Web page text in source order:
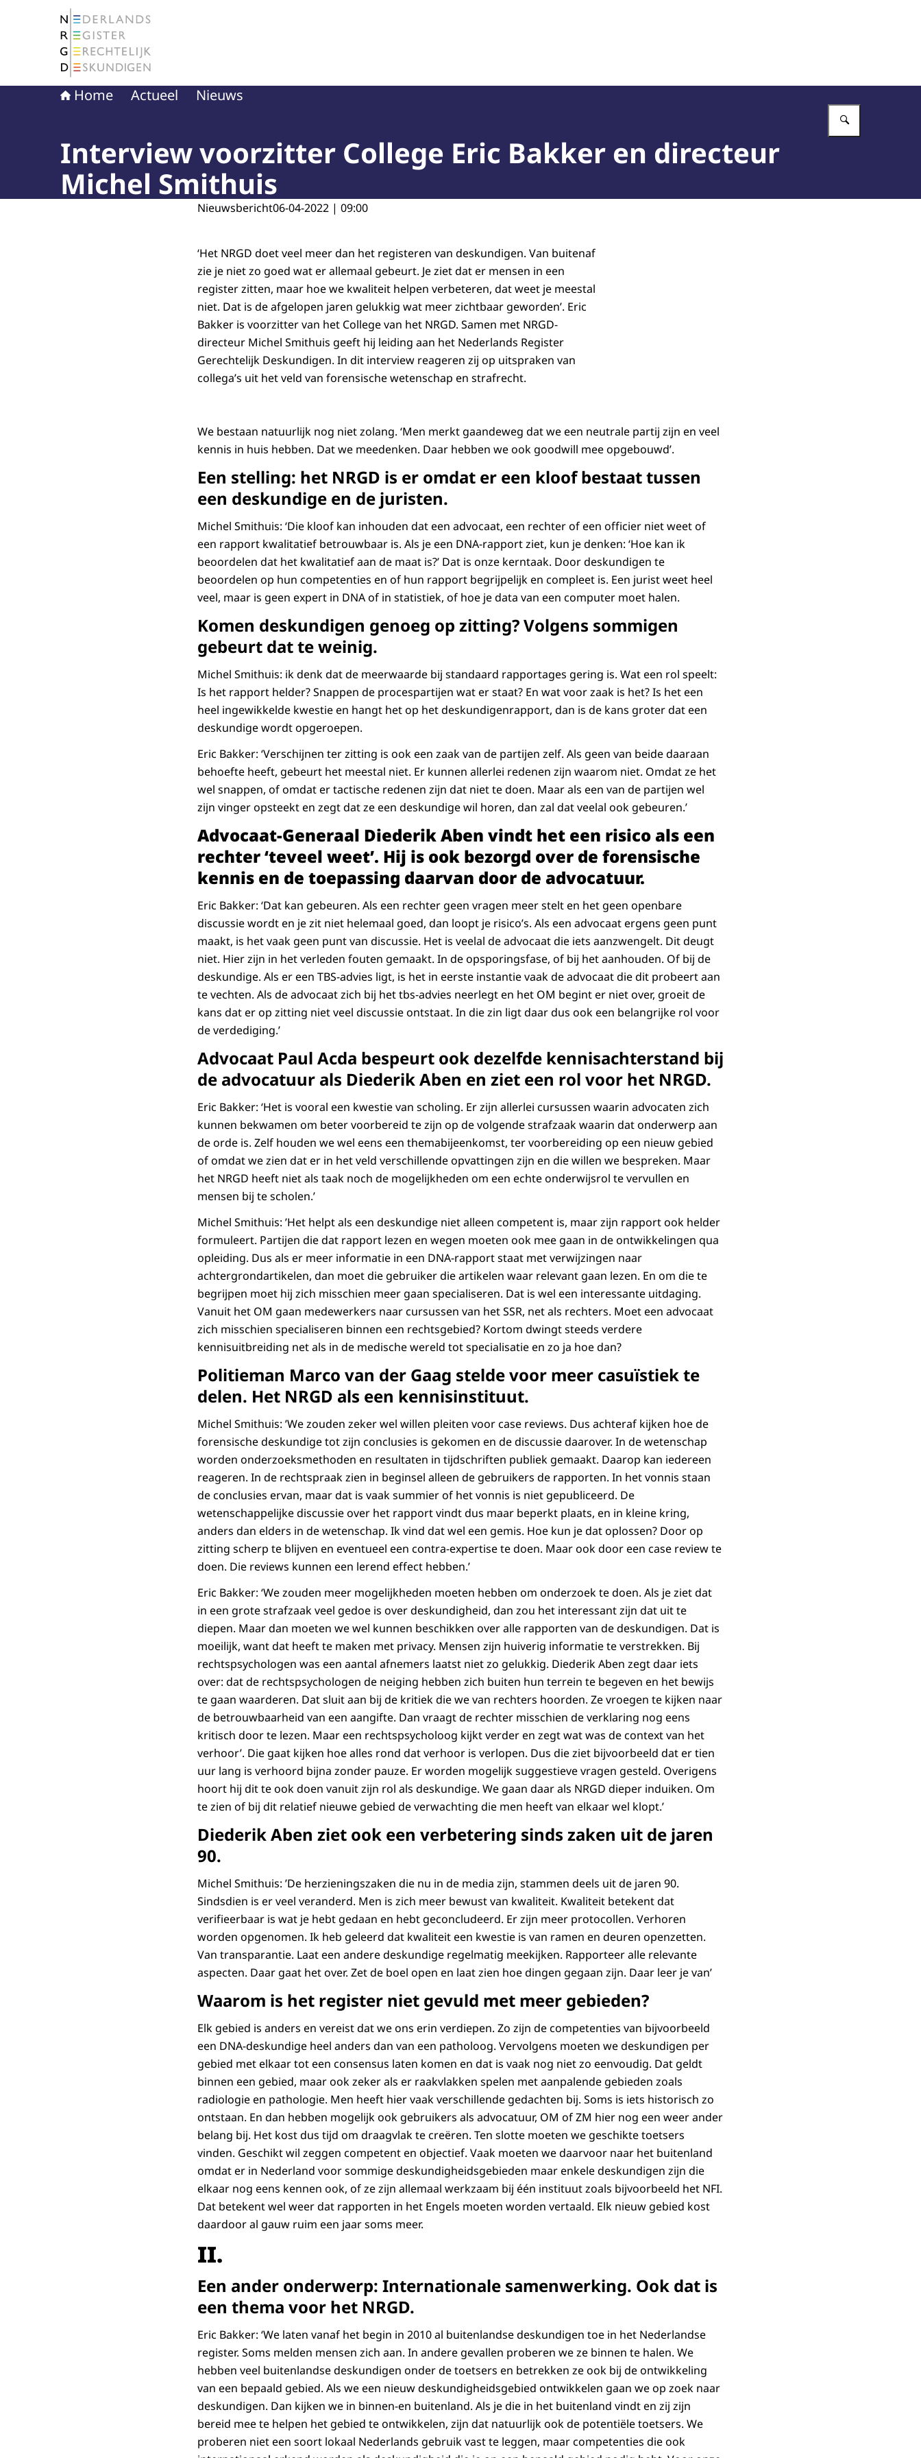
Naar de homepage van Nederlands Register Gerechtelijk Deskundigen (NRGD)
Home Actueel Nieuws
Interview voorzitter College Eric Bakker en directeur
Michel Smithuis
Nieuwsbericht06-04-2022 | 09:00
‘Het NRGD doet veel meer dan het registeren van deskundigen. Van buitenaf
zie je niet zo goed wat er allemaal gebeurt. Je ziet dat er mensen in een
register zitten, maar hoe we kwaliteit helpen verbeteren, dat weet je meestal
niet. Dat is de afgelopen jaren gelukkig wat meer zichtbaar geworden’. Eric
Bakker is voorzitter van het College van het NRGD. Samen met NRGD-
directeur Michel Smithuis geeft hij leiding aan het Nederlands Register
Gerechtelijk Deskundigen. In dit interview reageren zij op uitspraken van
collega’s uit het veld van forensische wetenschap en strafrecht.
We bestaan natuurlijk nog niet zolang. ‘Men merkt gaandeweg dat we een neutrale partij zijn en veel
kennis in huis hebben. Dat we meedenken. Daar hebben we ook goodwill mee opgebouwd’.
Een stelling: het NRGD is er omdat er een kloof bestaat tussen
een deskundige en de juristen.
Michel Smithuis: ‘Die kloof kan inhouden dat een advocaat, een rechter of een officier niet weet of
een rapport kwalitatief betrouwbaar is. Als je een DNA-rapport ziet, kun je denken: ‘Hoe kan ik
beoordelen dat het kwalitatief aan de maat is?’ Dat is onze kerntaak. Door deskundigen te
beoordelen op hun competenties en of hun rapport begrijpelijk en compleet is. Een jurist weet heel
veel, maar is geen expert in DNA of in statistiek, of hoe je data van een computer moet halen.
Komen deskundigen genoeg op zitting? Volgens sommigen
gebeurt dat te weinig.
Michel Smithuis: ik denk dat de meerwaarde bij standaard rapportages gering is. Wat een rol speelt:
Is het rapport helder? Snappen de procespartijen wat er staat? En wat voor zaak is het? Is het een
heel ingewikkelde kwestie en hangt het op het deskundigenrapport, dan is de kans groter dat een
deskundige wordt opgeroepen.
Eric Bakker: ‘Verschijnen ter zitting is ook een zaak van de partijen zelf. Als geen van beide daaraan
behoefte heeft, gebeurt het meestal niet. Er kunnen allerlei redenen zijn waarom niet. Omdat ze het
wel snappen, of omdat er tactische redenen zijn dat niet te doen. Maar als een van de partijen wel
zijn vinger opsteekt en zegt dat ze een deskundige wil horen, dan zal dat veelal ook gebeuren.’
Advocaat-Generaal Diederik Aben vindt het een risico als een
rechter ‘teveel weet’. Hij is ook bezorgd over de forensische
kennis en de toepassing daarvan door de advocatuur.
Eric Bakker: ‘Dat kan gebeuren. Als een rechter geen vragen meer stelt en het geen openbare
discussie wordt en je zit niet helemaal goed, dan loopt je risico’s. Als een advocaat ergens geen punt
maakt, is het vaak geen punt van discussie. Het is veelal de advocaat die iets aanzwengelt. Dit deugt
niet. Hier zijn in het verleden fouten gemaakt. In de opsporingsfase, of bij het aanhouden. Of bij de
deskundige. Als er een TBS-advies ligt, is het in eerste instantie vaak de advocaat die dit probeert aan
te vechten. Als de advocaat zich bij het tbs-advies neerlegt en het OM begint er niet over, groeit de
kans dat er op zitting niet veel discussie ontstaat. In die zin ligt daar dus ook een belangrijke rol voor
de verdediging.’
Advocaat Paul Acda bespeurt ook dezelfde kennisachterstand bij
de advocatuur als Diederik Aben en ziet een rol voor het NRGD.
Eric Bakker: ‘Het is vooral een kwestie van scholing. Er zijn allerlei cursussen waarin advocaten zich
kunnen bekwamen om beter voorbereid te zijn op de volgende strafzaak waarin dat onderwerp aan
de orde is. Zelf houden we wel eens een themabijeenkomst, ter voorbereiding op een nieuw gebied
of omdat we zien dat er in het veld verschillende opvattingen zijn en die willen we bespreken. Maar
het NRGD heeft niet als taak noch de mogelijkheden om een echte onderwijsrol te vervullen en
mensen bij te scholen.’
Michel Smithuis: ’Het helpt als een deskundige niet alleen competent is, maar zijn rapport ook helder
formuleert. Partijen die dat rapport lezen en wegen moeten ook mee gaan in de ontwikkelingen qua
opleiding. Dus als er meer informatie in een DNA-rapport staat met verwijzingen naar
achtergrondartikelen, dan moet die gebruiker die artikelen waar relevant gaan lezen. En om die te
begrijpen moet hij zich misschien meer gaan specialiseren. Dat is wel een interessante uitdaging.
Vanuit het OM gaan medewerkers naar cursussen van het SSR, net als rechters. Moet een advocaat
zich misschien specialiseren binnen een rechtsgebied? Kortom dwingt steeds verdere
kennisuitbreiding net als in de medische wereld tot specialisatie en zo ja hoe dan?
Politieman Marco van der Gaag stelde voor meer casuïstiek te
delen. Het NRGD als een kennisinstituut.
Michel Smithuis: ’We zouden zeker wel willen pleiten voor case reviews. Dus achteraf kijken hoe de
forensische deskundige tot zijn conclusies is gekomen en de discussie daarover. In de wetenschap
worden onderzoeksmethoden en resultaten in tijdschriften publiek gemaakt. Daarop kan iedereen
reageren. In de rechtspraak zien in beginsel alleen de gebruikers de rapporten. In het vonnis staan
de conclusies ervan, maar dat is vaak summier of het vonnis is niet gepubliceerd. De
wetenschappelijke discussie over het rapport vindt dus maar beperkt plaats, en in kleine kring,
anders dan elders in de wetenschap. Ik vind dat wel een gemis. Hoe kun je dat oplossen? Door op
zitting scherp te blijven en eventueel een contra-expertise te doen. Maar ook door een case review te
doen. Die reviews kunnen een lerend effect hebben.’
Eric Bakker: ‘We zouden meer mogelijkheden moeten hebben om onderzoek te doen. Als je ziet dat
in een grote strafzaak veel gedoe is over deskundigheid, dan zou het interessant zijn dat uit te
diepen. Maar dan moeten we wel kunnen beschikken over alle rapporten van de deskundigen. Dat is
moeilijk, want dat heeft te maken met privacy. Mensen zijn huiverig informatie te verstrekken. Bij
rechtspsychologen was een aantal afnemers laatst niet zo gelukkig. Diederik Aben zegt daar iets
over: dat de rechtspsychologen de neiging hebben zich buiten hun terrein te begeven en het bewijs
te gaan waarderen. Dat sluit aan bij de kritiek die we van rechters hoorden. Ze vroegen te kijken naar
de betrouwbaarheid van een aangifte. Dan vraagt de rechter misschien de verklaring nog eens
kritisch door te lezen. Maar een rechtspsycholoog kijkt verder en zegt wat was de context van het
verhoor’. Die gaat kijken hoe alles rond dat verhoor is verlopen. Dus die ziet bijvoorbeeld dat er tien
uur lang is verhoord bijna zonder pauze. Er worden mogelijk suggestieve vragen gesteld. Overigens
hoort hij dit te ook doen vanuit zijn rol als deskundige. We gaan daar als NRGD dieper induiken. Om
te zien of bij dit relatief nieuwe gebied de verwachting die men heeft van elkaar wel klopt.’
Diederik Aben ziet ook een verbetering sinds zaken uit de jaren
90.
Michel Smithuis: ’De herzieningszaken die nu in de media zijn, stammen deels uit de jaren 90.
Sindsdien is er veel veranderd. Men is zich meer bewust van kwaliteit. Kwaliteit betekent dat
verifieerbaar is wat je hebt gedaan en hebt geconcludeerd. Er zijn meer protocollen. Verhoren
worden opgenomen. Ik heb geleerd dat kwaliteit een kwestie is van ramen en deuren openzetten.
Van transparantie. Laat een andere deskundige regelmatig meekijken. Rapporteer alle relevante
aspecten. Daar gaat het over. Zet de boel open en laat zien hoe dingen gegaan zijn. Daar leer je van’
Waarom is het register niet gevuld met meer gebieden?
Elk gebied is anders en vereist dat we ons erin verdiepen. Zo zijn de competenties van bijvoorbeeld
een DNA-deskundige heel anders dan van een patholoog. Vervolgens moeten we deskundigen per
gebied met elkaar tot een consensus laten komen en dat is vaak nog niet zo eenvoudig. Dat geldt
binnen een gebied, maar ook zeker als er raakvlakken spelen met aanpalende gebieden zoals
radiologie en pathologie. Men heeft hier vaak verschillende gedachten bij. Soms is iets historisch zo
ontstaan. En dan hebben mogelijk ook gebruikers als advocatuur, OM of ZM hier nog een weer ander
belang bij. Het kost dus tijd om draagvlak te creëren. Ten slotte moeten we geschikte toetsers
vinden. Geschikt wil zeggen competent en objectief. Vaak moeten we daarvoor naar het buitenland
omdat er in Nederland voor sommige deskundigheidsgebieden maar enkele deskundigen zijn die
elkaar nog eens kennen ook, of ze zijn allemaal werkzaam bij één instituut zoals bijvoorbeeld het NFI.
Dat betekent wel weer dat rapporten in het Engels moeten worden vertaald. Elk nieuw gebied kost
daardoor al gauw ruim een jaar soms meer.
II.
Een ander onderwerp: Internationale samenwerking. Ook dat is
een thema voor het NRGD.
Eric Bakker: ‘We laten vanaf het begin in 2010 al buitenlandse deskundigen toe in het Nederlandse
register. Soms melden mensen zich aan. In andere gevallen proberen we ze binnen te halen. We
hebben veel buitenlandse deskundigen onder de toetsers en betrekken ze ook bij de ontwikkeling
van een bepaald gebied. Als we een nieuw deskundigheidsgebied ontwikkelen gaan we op zoek naar
deskundigen. Dan kijken we in binnen-en buitenland. Als je die in het buitenland vindt en zij zijn
bereid mee te helpen het gebied te ontwikkelen, zijn dat natuurlijk ook de potentiële toetsers. We
proberen niet een soort lokaal Nederlands gebruik vast te leggen, maar competenties die ook